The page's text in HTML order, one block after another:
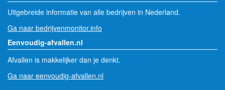
Uitgebreide informatie van alle bedrijven in Nederland.
Ga naar bedrijvenmonitor.info
Eenvoudig-afvallen.nl
Afvallen is makkelijker dan je denkt.
Ga naar eenvoudig-afvallen.nl